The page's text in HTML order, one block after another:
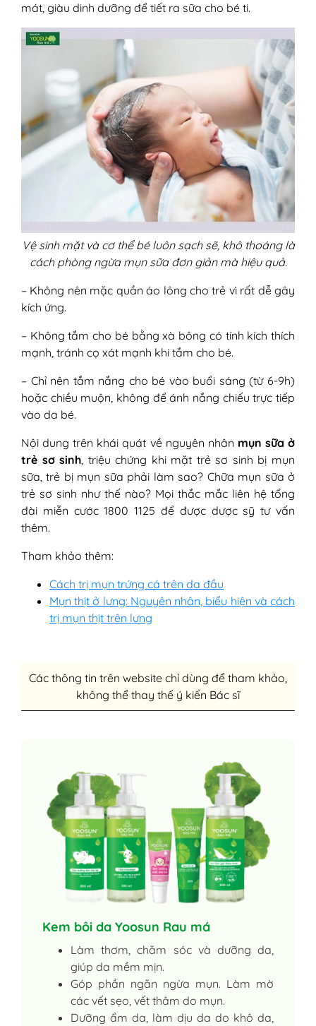
mát, giàu dinh dưỡng để tiết ra sữa cho bé ti.
Vệ sinh mặt và cơ thể bé luôn sạch sẽ, khô thoáng là
cách phòng ngừa mụn sữa đơn giản mà hiệu quả.
– Không nên mặc quần áo lông cho trẻ vì rất dễ gây
kích ứng.
– Không tắm cho bé bằng xà bông có tính kích thích
mạnh, tránh cọ xát mạnh khi tắm cho bé.
– Chỉ nên tắm nắng cho bé vào buổi sáng (từ 6-9h)
hoặc chiều muộn, không để ánh nắng chiếu trực tiếp
vào da bé.
Nội dung trên khái quát về nguyên nhân mụn sữa ở
trẻ sơ sinh, triệu chứng khi mặt trẻ sơ sinh bị mụn
sữa, trẻ bị mụn sữa phải làm sao? Chữa mụn sữa ở
trẻ sơ sinh như thế nào? Mọi thắc mắc liên hệ tổng
đài miễn cước 1800 1125 để được dược sỹ tư vấn
thêm.
Tham khảo thêm:
Cách trị mụn trứng cá trên da đầu
Mụn thịt ở lưng: Nguyên nhân, biểu hiện và cách
trị mụn thịt trên lưng
Các thông tin trên website chỉ dùng để tham khảo,
không thể thay thế ý kiến Bác sĩ
Kem bôi da Yoosun Rau má
Làm thơm, chăm sóc và dưỡng da,
giúp da mềm mịn.
Góp phần ngăn ngừa mụn. Làm mờ
các vết sẹo, vết thâm do mụn.
Dưỡng ẩm da, làm dịu da do khô da,